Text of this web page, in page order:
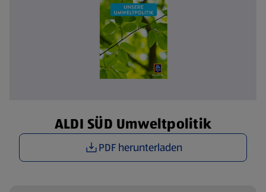
ALDI SÜD Umweltpolitik
PDF herunterladen